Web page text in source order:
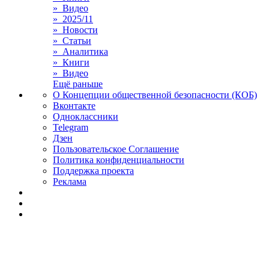
» Видео
» 2025/11
» Новости
» Статьи
» Аналитика
» Книги
» Видео
Ещё раньше
О Концепции общественной безопасности (КОБ)
Вконтакте
Одноклассники
Telegram
Дзен
Пользовательское Соглашение
Политика конфиденциальности
Поддержка проекта
Реклама